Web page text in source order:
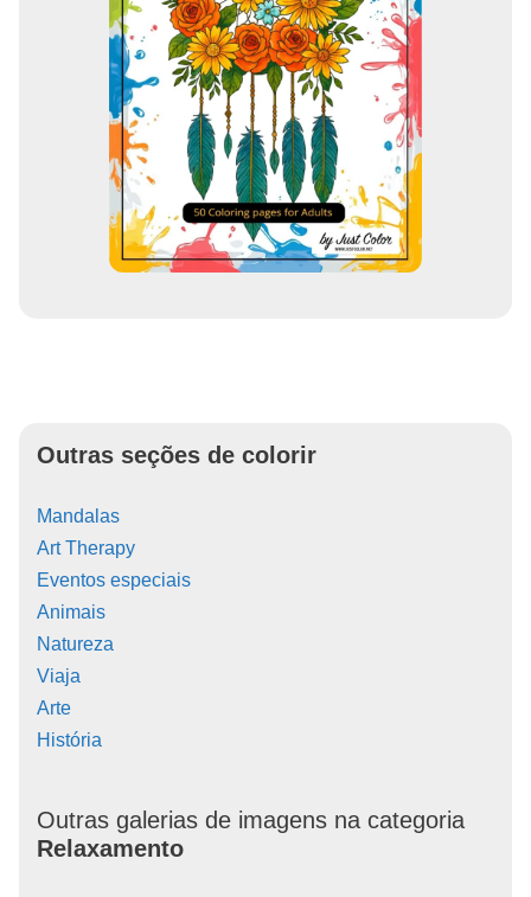
Outras seções de colorir
Mandalas
Art Therapy
Eventos especiais
Animais
Natureza
Viaja
Arte
História
Outras galerias de imagens na categoria
Relaxamento